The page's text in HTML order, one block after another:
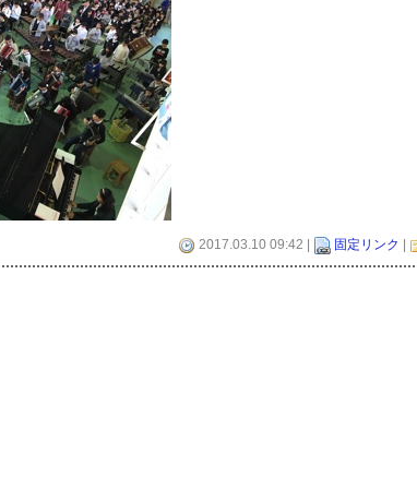
2017.03.10 09:42 | 固定リンク